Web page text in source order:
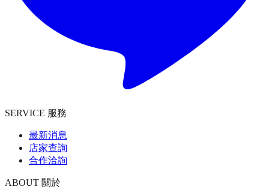
SERVICE 服務
最新消息
店家查詢
合作洽詢
ABOUT 關於